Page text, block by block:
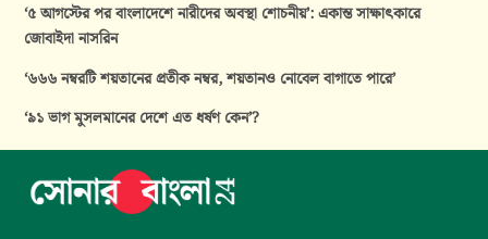
‘৫ আগস্টের পর বাংলাদেশে নারীদের অবস্থা শোচনীয়’: একান্ত সাক্ষাৎকারে
জোবাইদা নাসরিন
‘৬৬৬ নম্বরটি শয়তানের প্রতীক নম্বর, শয়তানও নোবেল বাগাতে পারে’
‘৯১ ভাগ মুসলমানের দেশে এত ধর্ষণ কেন’?